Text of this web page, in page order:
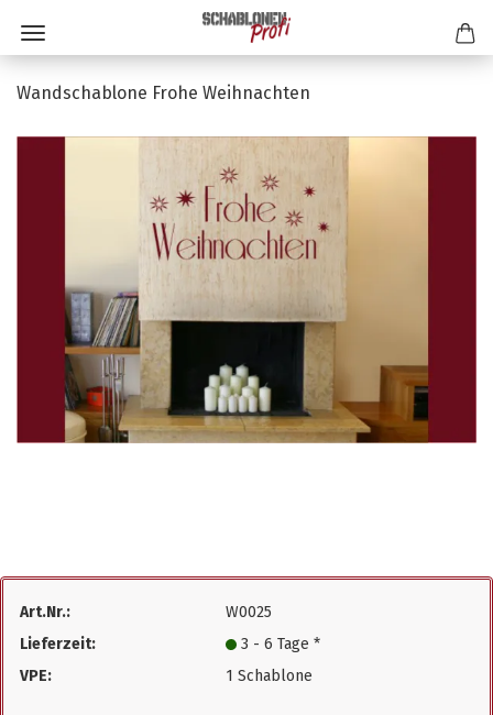
Wandschablone Frohe Weihnachten
Art.Nr.:
W0025
Lieferzeit:
3 - 6 Tage *
VPE:
1 Schablone